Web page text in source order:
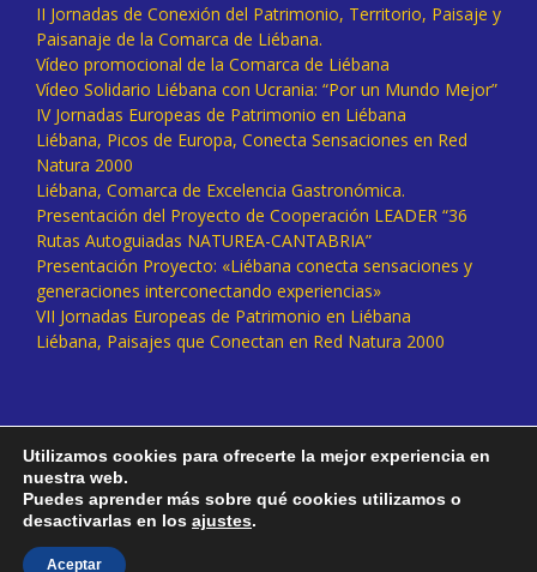
II Jornadas de Conexión del Patrimonio, Territorio, Paisaje y
Paisanaje de la Comarca de Liébana.
Vídeo promocional de la Comarca de Liébana
Vídeo Solidario Liébana con Ucrania: “Por un Mundo Mejor”
IV Jornadas Europeas de Patrimonio en Liébana
Liébana, Picos de Europa, Conecta Sensaciones en Red
Natura 2000
Liébana, Comarca de Excelencia Gastronómica.
Presentación del Proyecto de Cooperación LEADER “36
Rutas Autoguiadas NATUREA-CANTABRIA”
Presentación Proyecto: «Liébana conecta sensaciones y
generaciones interconectando experiencias»
VII Jornadas Europeas de Patrimonio en Liébana
Liébana, Paisajes que Conectan en Red Natura 2000
Utilizamos cookies para ofrecerte la mejor experiencia en
nuestra web.
Puedes aprender más sobre qué cookies utilizamos o
desactivarlas en los ajustes.
Aceptar